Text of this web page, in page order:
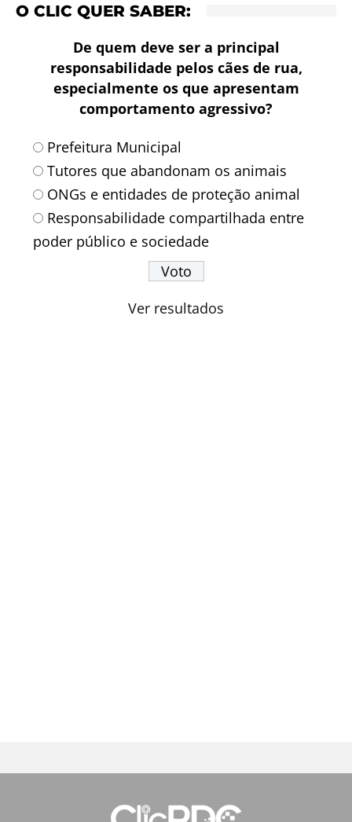
O CLIC QUER SABER:
De quem deve ser a principal
responsabilidade pelos cães de rua,
especialmente os que apresentam
comportamento agressivo?
Prefeitura Municipal
Tutores que abandonam os animais
ONGs e entidades de proteção animal
Responsabilidade compartilhada entre
poder público e sociedade
Ver resultados